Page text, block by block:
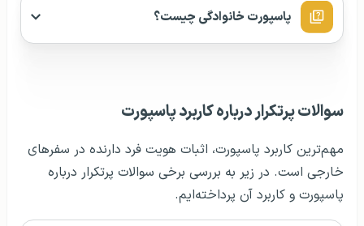
پاسپورت خانوادگی چیست؟
سوالات پرتکرار درباره کاربرد پاسپورت
مهم‌ترین کاربرد پاسپورت، اثبات هویت فرد دارنده در سفرهای
خارجی است. در زیر به بررسی برخی سوالات پرتکرار درباره
پاسپورت و کاربرد آن پرداخته‌ایم.